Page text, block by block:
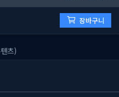
장바구니
츠)